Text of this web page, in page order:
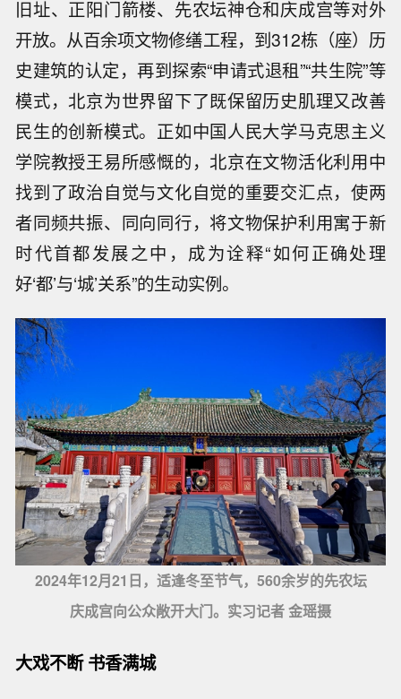
旧址、正阳门箭楼、先农坛神仓和庆成宫等对外
开放。从百余项文物修缮工程，到312栋（座）历
史建筑的认定，再到探索“申请式退租”“共生院”等
模式，北京为世界留下了既保留历史肌理又改善
民生的创新模式。正如中国人民大学马克思主义
学院教授王易所感慨的，北京在文物活化利用中
找到了政治自觉与文化自觉的重要交汇点，使两
者同频共振、同向同行，将文物保护利用寓于新
时代首都发展之中，成为诠释“如何正确处理
好‘都’与‘城’关系”的生动实例。
2024年12月21日，适逢冬至节气，560余岁的先农坛
庆成宫向公众敞开大门。实习记者 金瑶摄
大戏不断 书香满城